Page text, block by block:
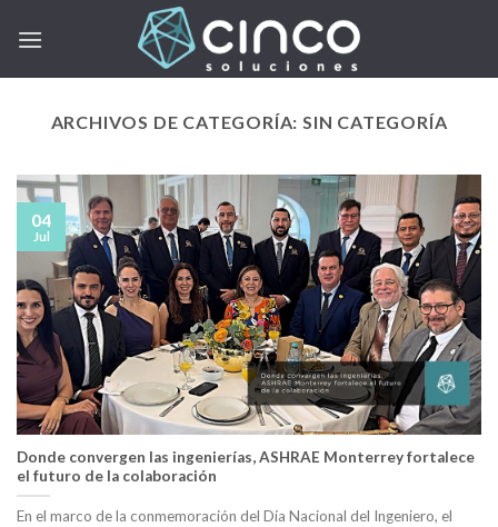
ARCHIVOS DE CATEGORÍA: SIN CATEGORÍA
Donde convergen las ingenierías, ASHRAE Monterrey fortalece
el futuro de la colaboración
En el marco de la conmemoración del Día Nacional del Ingeniero, el
04
Jul